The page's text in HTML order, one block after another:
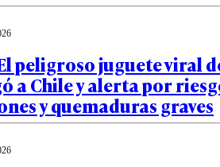
peligroso juguete viral
a Chile y alerta por
y quemaduras graves